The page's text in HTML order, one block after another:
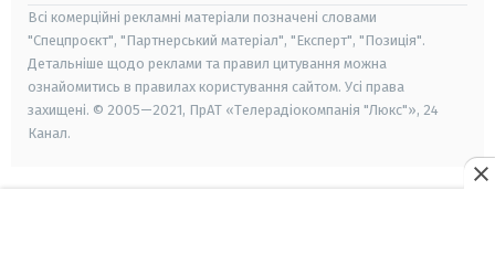
Всі комерційні рекламні матеріали позначені словами
"Спецпроєкт", "Партнерський матеріал", "Експерт", "Позиція".
Детальніше щодо реклами та правил цитування можна
ознайомитись в правилах користування сайтом. Усі права
захищені. © 2005—2021, ПрАТ «Телерадіокомпанія "Люкс"», 24
Канал.